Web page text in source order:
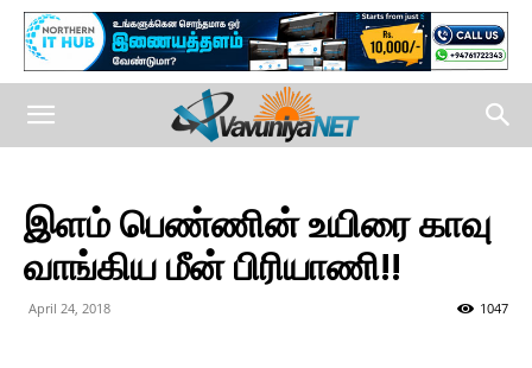
இளம் பெண்ணின் உயிரை காவு
வாங்கிய மீன் பிரியாணி!!
April 24, 2018 1047